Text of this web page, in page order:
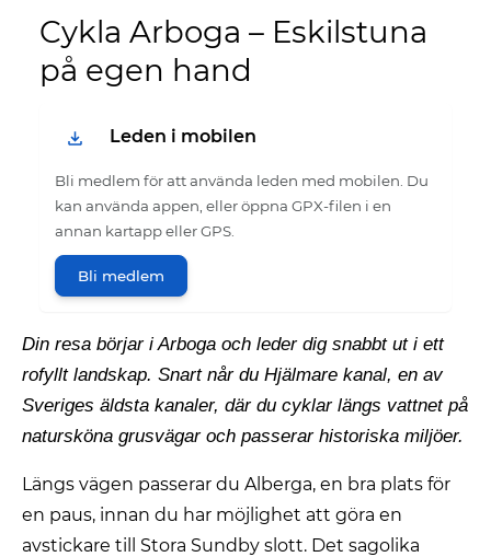
Cykla Arboga – Eskilstuna
på egen hand
Leden i mobilen
Bli medlem för att använda leden med mobilen. Du
kan använda appen, eller öppna GPX-filen i en
annan kartapp eller GPS.
Bli medlem
Din resa börjar i Arboga och leder dig snabbt ut i ett
rofyllt landskap. Snart når du Hjälmare kanal, en av
Sveriges äldsta kanaler, där du cyklar längs vattnet på
natursköna grusvägar och passerar historiska miljöer.
Längs vägen passerar du Alberga, en bra plats för
en paus, innan du har möjlighet att göra en
avstickare till Stora Sundby slott. Det sagolika